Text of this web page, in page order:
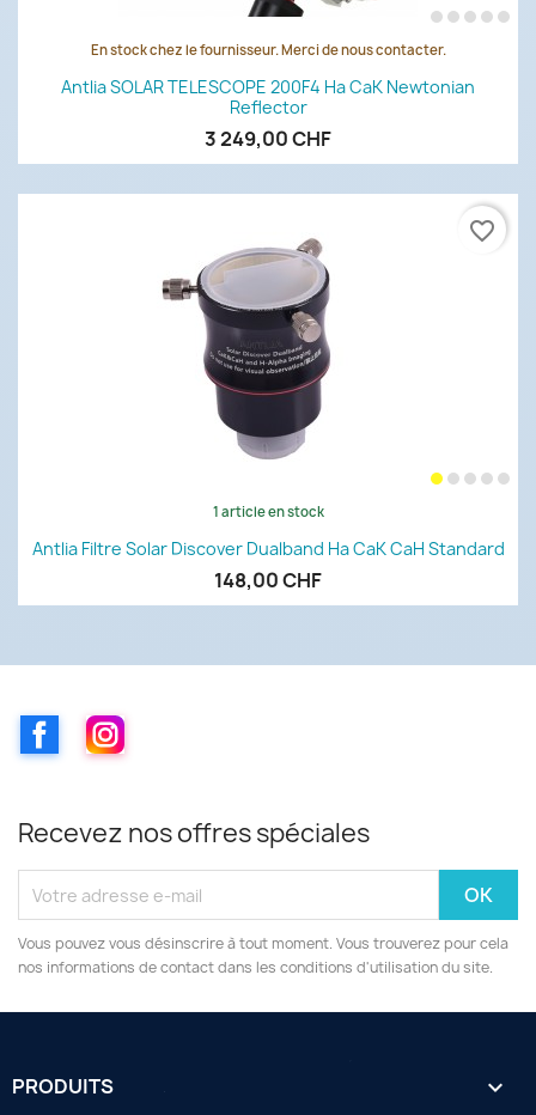
En stock chez le fournisseur. Merci de nous contacter.
Antlia SOLAR TELESCOPE 200F4 Ha CaK Newtonian
Reflector
3 249,00 CHF
1 article en stock
Antlia Filtre Solar Discover Dualband Ha CaK CaH Standard
148,00 CHF
favorite_border
FacebookInstagram
Recevez nos offres spéciales
Vous pouvez vous désinscrire à tout moment. Vous trouverez pour cela
nos informations de contact dans les conditions d'utilisation du site.
PRODUITS 